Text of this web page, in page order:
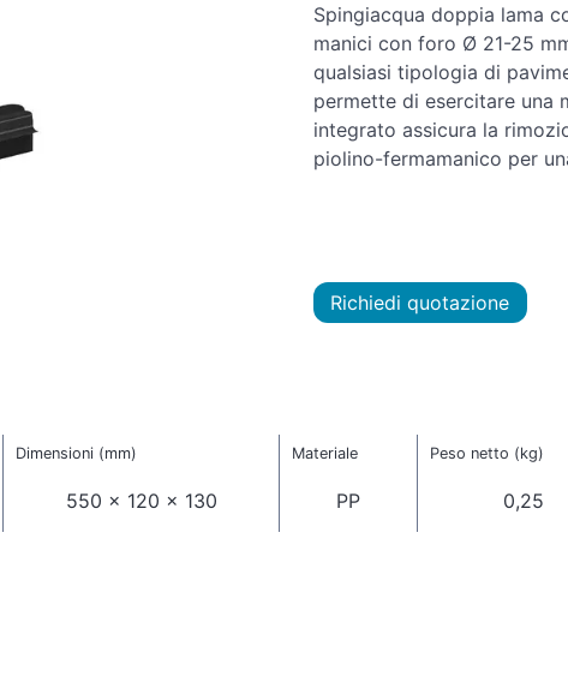
Spingiacqua doppia lama
manici con foro Ø 21-25
qualsiasi tipologia di
permette di esercitare una
integrato assicura la
piolino-fermamanico per
Richiedi quotazione
Dimensioni (mm) Materiale Peso netto (kg)
550 x 120 x 130 PP 0,25